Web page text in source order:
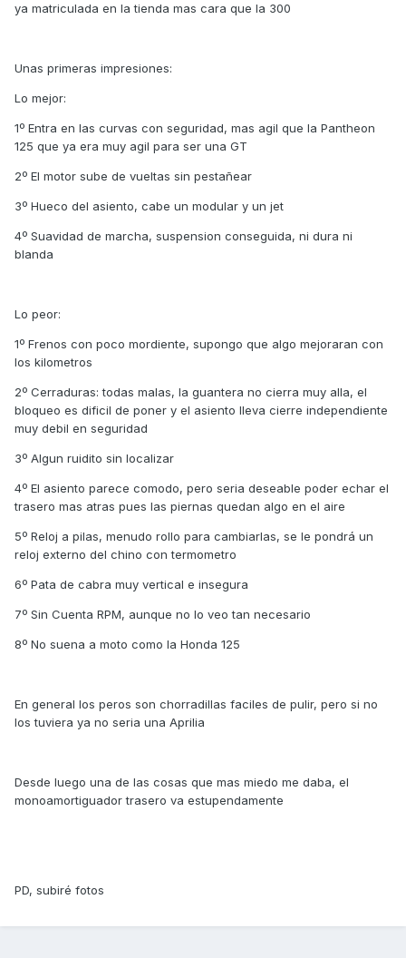
ya matriculada en la tienda mas cara que la 300
Unas primeras impresiones:
Lo mejor:
1º Entra en las curvas con seguridad, mas agil que la Pantheon
125 que ya era muy agil para ser una GT
2º El motor sube de vueltas sin pestañear
3º Hueco del asiento, cabe un modular y un jet
4º Suavidad de marcha, suspension conseguida, ni dura ni
blanda
Lo peor:
1º Frenos con poco mordiente, supongo que algo mejoraran con
los kilometros
2º Cerraduras: todas malas, la guantera no cierra muy alla, el
bloqueo es dificil de poner y el asiento lleva cierre independiente
muy debil en seguridad
3º Algun ruidito sin localizar
4º El asiento parece comodo, pero seria deseable poder echar el
trasero mas atras pues las piernas quedan algo en el aire
5º Reloj a pilas, menudo rollo para cambiarlas, se le pondrá un
reloj externo del chino con termometro
6º Pata de cabra muy vertical e insegura
7º Sin Cuenta RPM, aunque no lo veo tan necesario
8º No suena a moto como la Honda 125
En general los peros son chorradillas faciles de pulir, pero si no
los tuviera ya no seria una Aprilia
Desde luego una de las cosas que mas miedo me daba, el
monoamortiguador trasero va estupendamente
PD, subiré fotos